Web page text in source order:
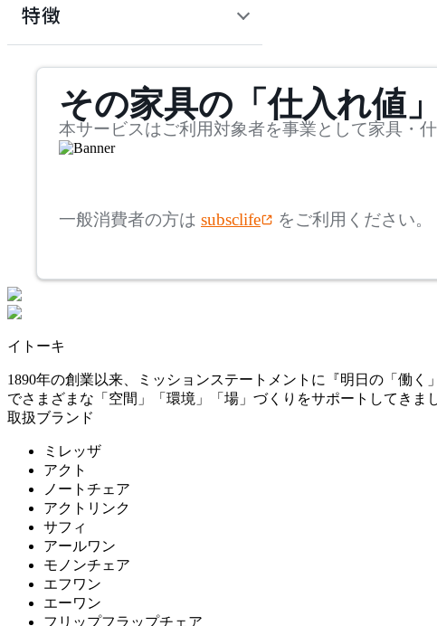
ライオン
OKAMURA
オカムラ
PLUS
プラス
R.F.YAMAKAWA
アールエフヤマカワ
mm
検索
~
~
特徴
その家具の「仕入れ値
本サービスはご利用対象者を事業として家具・
一般消費者の方は subsclife をご利用ください。
イトーキ
1890年の創業以来、ミッションステートメントに『明日の「働
でさまざまな「空間」「環境」「場」づくりをサポートしてきま
取扱ブランド
ミレッザ
アクト
ノートチェア
アクトリンク
サフィ
アールワン
モノンチェア
エフワン
エーワン
フリップフラップチェア